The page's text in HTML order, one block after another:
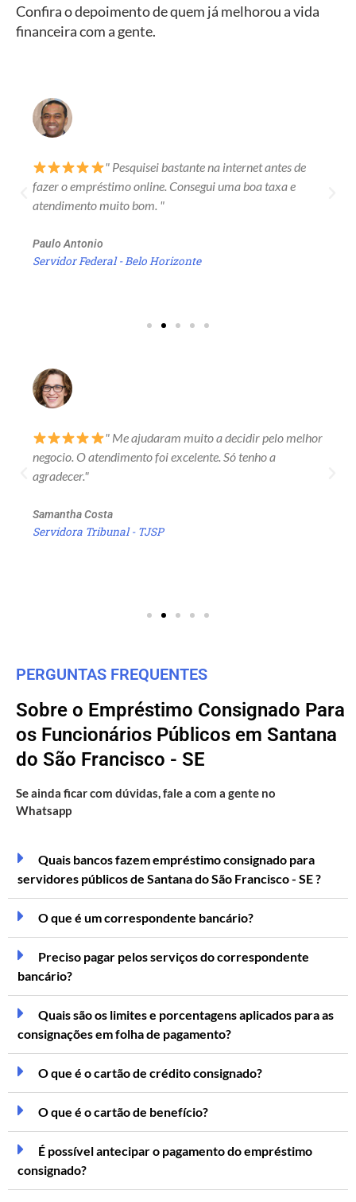
Confira o depoimento de quem já melhorou a vida
financeira com a gente.
" Pesquisei bastante na internet antes de
fazer o empréstimo online. Consegui uma boa taxa e
atendimento muito bom. "
Paulo Antonio
Servidor Federal - Belo Horizonte
" Me ajudaram muito a decidir pelo melhor
negocio. O atendimento foi excelente. Só tenho a
agradecer."
Samantha Costa
Servidora Tribunal - TJSP
PERGUNTAS FREQUENTES
Sobre o Empréstimo Consignado Para
os Funcionários Públicos em Santana
do São Francisco - SE
Se ainda ficar com dúvidas, fale a com a gente no
Whatsapp
Quais bancos fazem empréstimo consignado para
servidores públicos de Santana do São Francisco - SE ?
O que é um correspondente bancário?
Preciso pagar pelos serviços do correspondente
bancário?
Quais são os limites e porcentagens aplicados para as
consignações em folha de pagamento?
O que é o cartão de crédito consignado?
O que é o cartão de benefício?
É possível antecipar o pagamento do empréstimo
consignado?